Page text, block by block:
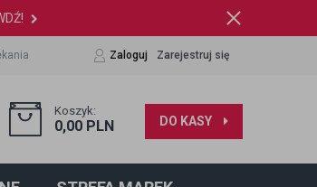
Zaloguj Zarejestruj się
Koszyk:
0,00 PLN DO KASY